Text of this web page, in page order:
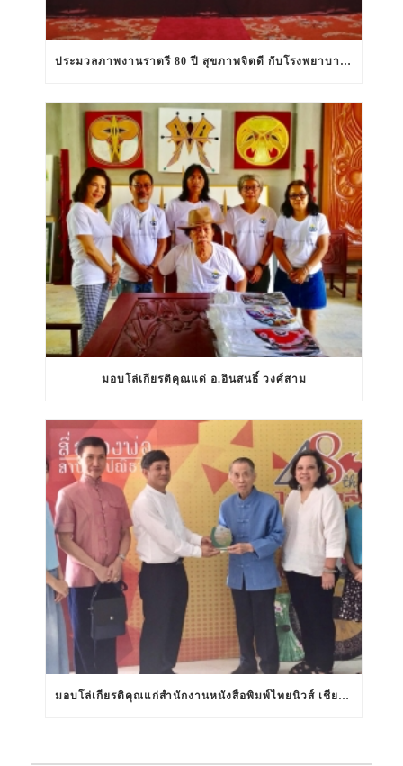
ประมวลภาพงานราตรี 80 ปี สุขภาพจิตดี กับโรงพยาบาลสวนปรุง
มอบโล่เกียรติคุณแด่ อ.อินสนธิ์ วงศ์สาม
มอบโล่เกียรติคุณแก่สำนักงานหนังสือพิมพ์ไทยนิวส์ เชียงใหม่